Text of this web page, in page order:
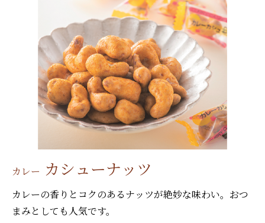
カレー カシューナッツ
カレーの香りとコクのあるナッツが絶妙な味わい。おつ
まみとしても人気です。